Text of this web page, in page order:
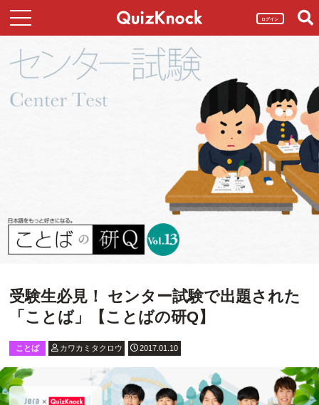
ログイン
受験生必見！ センター試験で出題された
「ことば」【ことばの研Q】
ことば カワカミタクロウ 2017.01.10